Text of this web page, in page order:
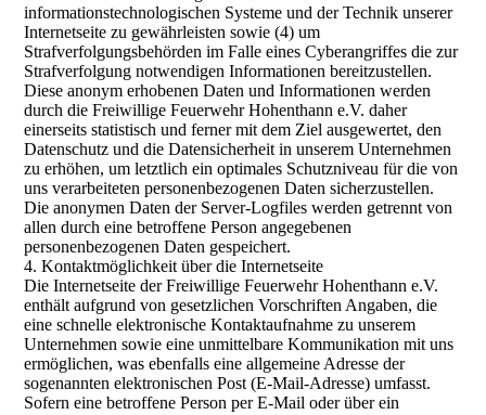
informationstechnologischen Systeme und der Technik unserer
Internetseite zu gewährleisten sowie (4) um
Strafverfolgungsbehörden im Falle eines Cyberangriffes die zur
Strafverfolgung notwendigen Informationen bereitzustellen.
Diese anonym erhobenen Daten und Informationen werden
durch die Freiwillige Feuerwehr Hohenthann e.V. daher
einerseits statistisch und ferner mit dem Ziel ausgewertet, den
Datenschutz und die Datensicherheit in unserem Unternehmen
zu erhöhen, um letztlich ein optimales Schutzniveau für die von
uns verarbeiteten personenbezogenen Daten sicherzustellen.
Die anonymen Daten der Server-Logfiles werden getrennt von
allen durch eine betroffene Person angegebenen
personenbezogenen Daten gespeichert.
4. Kontaktmöglichkeit über die Internetseite
Die Internetseite der Freiwillige Feuerwehr Hohenthann e.V.
enthält aufgrund von gesetzlichen Vorschriften Angaben, die
eine schnelle elektronische Kontaktaufnahme zu unserem
Unternehmen sowie eine unmittelbare Kommunikation mit uns
ermöglichen, was ebenfalls eine allgemeine Adresse der
sogenannten elektronischen Post (E-Mail-Adresse) umfasst.
Sofern eine betroffene Person per E-Mail oder über ein